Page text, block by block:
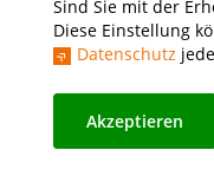
Sind Sie mit der
Diese Einstellung
Datenschutz
Akzeptieren
Presse
Instagram YouTube